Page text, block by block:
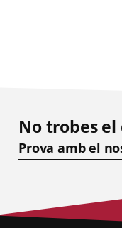
No trobes el
Prova amb el